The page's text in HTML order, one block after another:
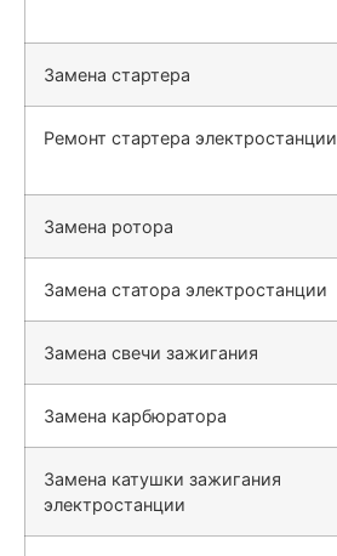
Замена стартера
Ремонт стартера электростанции
Замена ротора
Замена статора электростанции
Замена свечи зажигания
Замена карбюратора
Замена катушки зажигания
электростанции